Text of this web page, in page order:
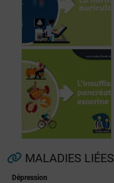
Fibrillation
auriculaire
MALADIES LIÉES
Dépression